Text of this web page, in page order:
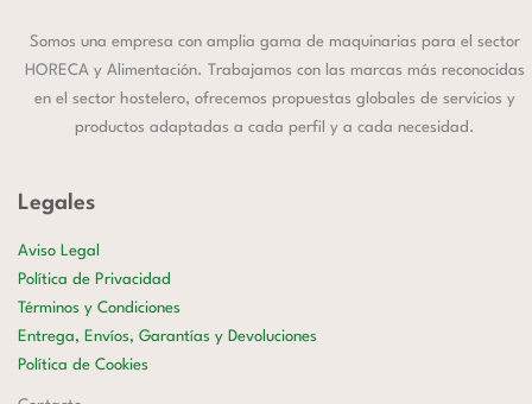
Somos una empresa con amplia gama de maquinarias para el sector
HORECA y Alimentación. Trabajamos con las marcas más reconocidas
en el sector hostelero, ofrecemos propuestas globales de servicios y
productos adaptadas a cada perfil y a cada necesidad.
Legales
Aviso Legal
Política de Privacidad
Términos y Condiciones
Entrega, Envíos, Garantías y Devoluciones
Política de Cookies